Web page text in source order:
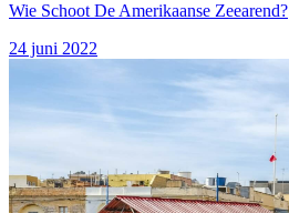
Wie Schoot De Amerikaanse Zeearend?
24 juni 2022